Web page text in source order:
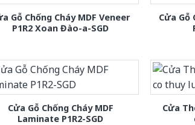
Gỗ Chống Cháy MDF Veneer
P1R2 Xoan Đào-a-SGD
Cửa Gỗ
Cửa Gỗ Chống Cháy MDF
Laminate P1R2-SGD
Cửa